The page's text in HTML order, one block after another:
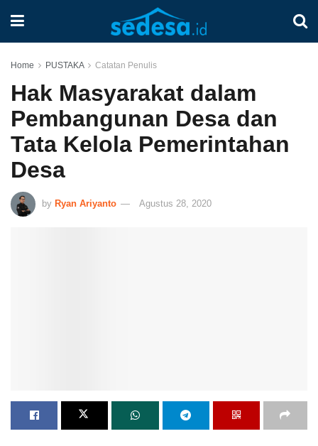
Home PUSTAKA Catatan Penulis
Hak Masyarakat dalam
Pembangunan Desa dan
Tata Kelola Pemerintahan
Desa
by Ryan Ariyanto Agustus 28, 2020